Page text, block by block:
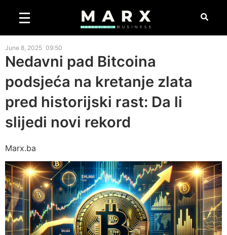
June 8, 2025 09:50
Nedavni pad Bitcoina
podsjeća na kretanje zlata
pred historijski rast: Da li
slijedi novi rekord
Marx.ba